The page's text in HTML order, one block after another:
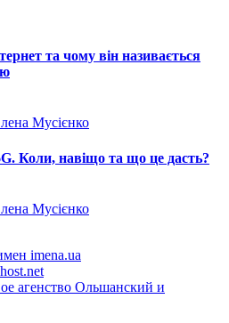
та чому він називається
Мусієнко
Коли, навіщо та що це даcть?
Мусієнко